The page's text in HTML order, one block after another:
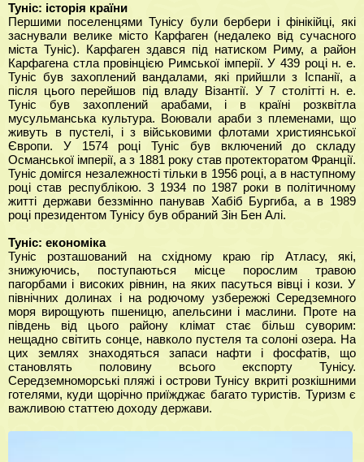
Туніс: історія країни
Першими поселенцями Тунісу були бербери і фінікійці, які
заснували велике місто Карфаген (недалеко від сучасного
міста Туніс). Карфаген здався під натиском Риму, а район
Карфагена стла провінцією Римської імперії. У 439 році н. е.
Туніс був захоплений вандалами, які прийшли з Іспанії, а
після цього перейшов під владу Візантії. У 7 столітті н. е.
Туніс був захоплений арабами, і в країні розквітла
мусульманська культура. Воювали араби з племенами, що
живуть в пустелі, і з військовими флотами християнської
Європи. У 1574 році Туніс був включений до складу
Османської імперії, а з 1881 року став протекторатом Франції.
Туніс домігся незалежності тільки в 1956 році, а в наступному
році став республікою. З 1934 по 1987 роки в політичному
житті держави беззмінно панував Хабіб Бургиба, а в 1989
році президентом Тунісу був обраний Зін Бен Алі.
Туніс: економіка
Туніс розташований на східному краю гір Атласу, які,
знижуючись, поступаються місце порослим травою
пагорбами і високих рівнин, на яких пасуться вівці і кози. У
північних долинах і на родючому узбережжі Середземного
моря вирощують пшеницю, апельсини і маслини. Проте на
південь від цього району клімат стає більш суворим:
нещадно світить сонце, навколо пустеля та солоні озера. На
цих землях знаходяться запаси нафти і фосфатів, що
становлять половину всього експорту Тунісу.
Середземноморські пляжі і острови Тунісу вкриті розкішними
готелями, куди щорічно приїжджає багато туристів. Туризм є
важливою статтею доходу держави.